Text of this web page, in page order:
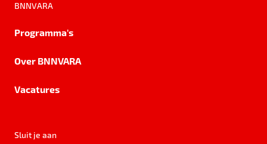
BNNVARA
Programma's
Over BNNVARA
Vacatures
Sluit je aan